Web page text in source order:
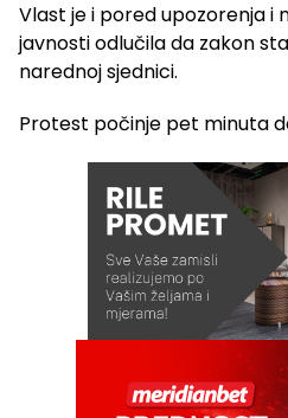
Vlast je i pored upozorenja i
javnosti odlučila da zakon
narednoj sjednici.
Protest počinje pet minuta